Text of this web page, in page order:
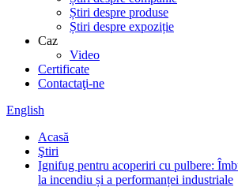
Știri despre produse
Știri despre expoziție
Caz
Video
Certificate
Contactaţi-ne
English
Acasă
Ştiri
Ignifug pentru acoperiri cu pulbere:
la incendiu și a performanței industriale